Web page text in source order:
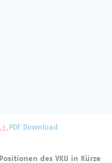
PDF Download
Positionen des VKU in Kürze